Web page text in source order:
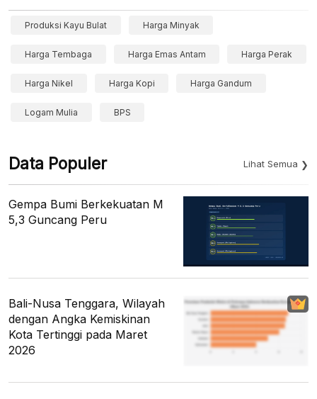
Produksi Kayu Bulat Harga Minyak
Harga Tembaga Harga Emas Antam Harga Perak
Harga Nikel Harga Kopi Harga Gandum
Logam Mulia BPS
Data Populer Lihat Semua
Gempa Bumi Berkekuatan M
5,3 Guncang Peru
Bali-Nusa Tenggara, Wilayah
dengan Angka Kemiskinan
Kota Tertinggi pada Maret
2026